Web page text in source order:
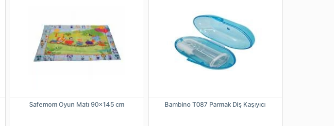
Safemom Oyun Matı 90x145 cm Bambino T087 Parmak Diş Kaşıyıcı